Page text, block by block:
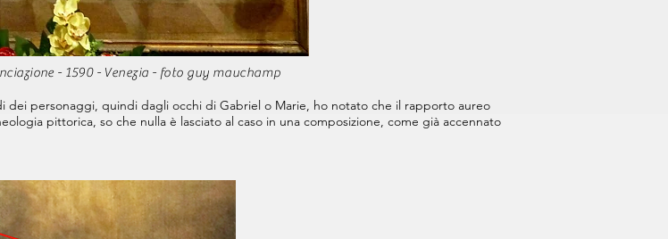
- 1590 - Venezia - foto guy mauchamp
dei personaggi, quindi dagli occhi di Gabriel o Marie, ho notato che il rapporto aureo
pittorica, so che nulla è lasciato al caso in una composizione, come già accennato